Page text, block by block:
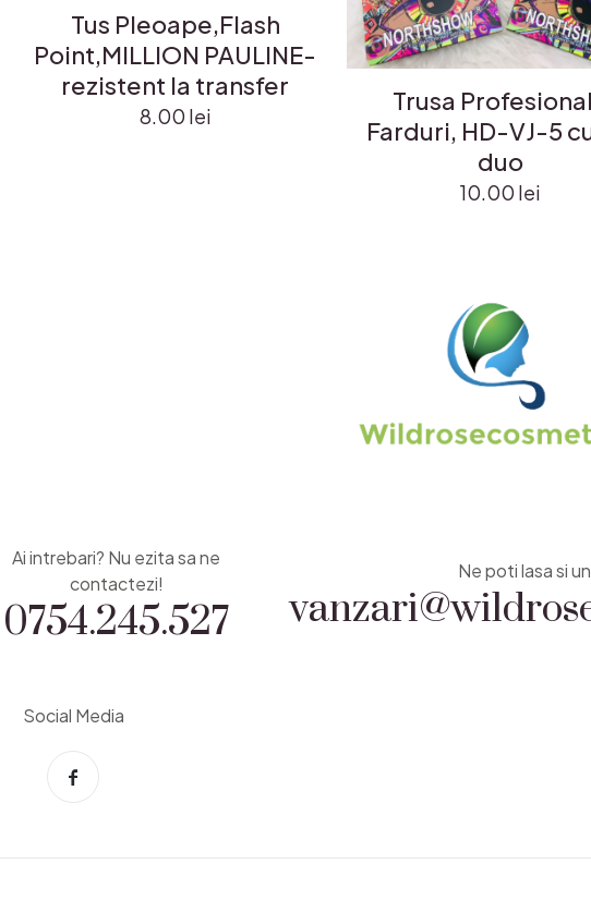
Tus Pleoape,Flash
Point,MILLION PAULINE-
rezistent la transfer
8.00 lei
Trusa
Farduri, HD-VJ-5
duo
10.00 lei
0754.245.527
Ai intrebari? Nu ezita sa ne
contactezi!
Ne poti lasa si
Social Media